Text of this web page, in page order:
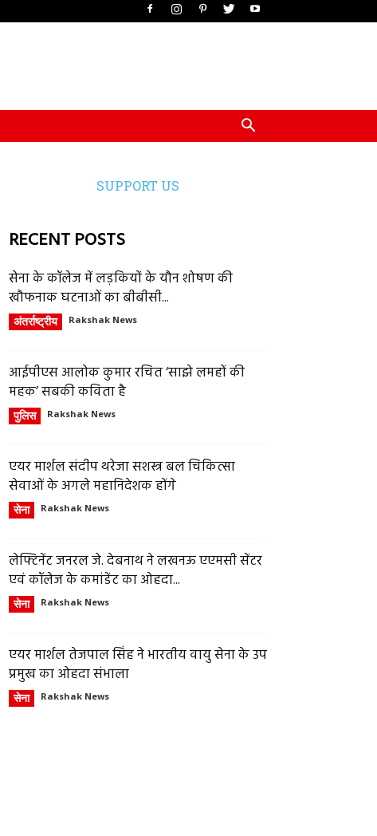
SUPPORT US
RECENT POSTS
सेना के कॉलेज में लड़कियों के यौन शोषण की
खौफनाक घटनाओं का बीबीसी...
अंतर्राष्ट्रीय Rakshak News
आईपीएस आलोक कुमार रचित ‘साझे लमहों की
महक’ सबकी कविता है
पुलिस Rakshak News
एयर मार्शल संदीप थरेजा सशस्त्र बल चिकित्सा
सेवाओं के अगले महानिदेशक होंगे
सेना Rakshak News
लेफ्टिनेंट जनरल जे. देबनाथ ने लखनऊ एएमसी सेंटर
एवं कॉलेज के कमांडेंट का ओहदा...
सेना Rakshak News
एयर मार्शल तेजपाल सिंह ने भारतीय वायु सेना के उप
प्रमुख का ओहदा संभाला
सेना Rakshak News